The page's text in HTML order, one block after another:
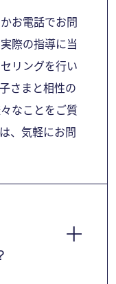
お電話でお問
際の指導に当
リングを行い
さまと相性の
なことをご質
、気軽にお問